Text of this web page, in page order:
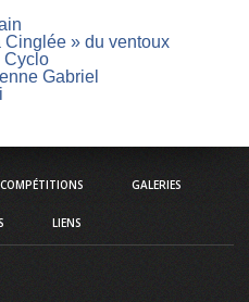
Cinglée » du ventoux
Cyclo
Gabriel
COMPÉTITIONS GALERIES
LIENS